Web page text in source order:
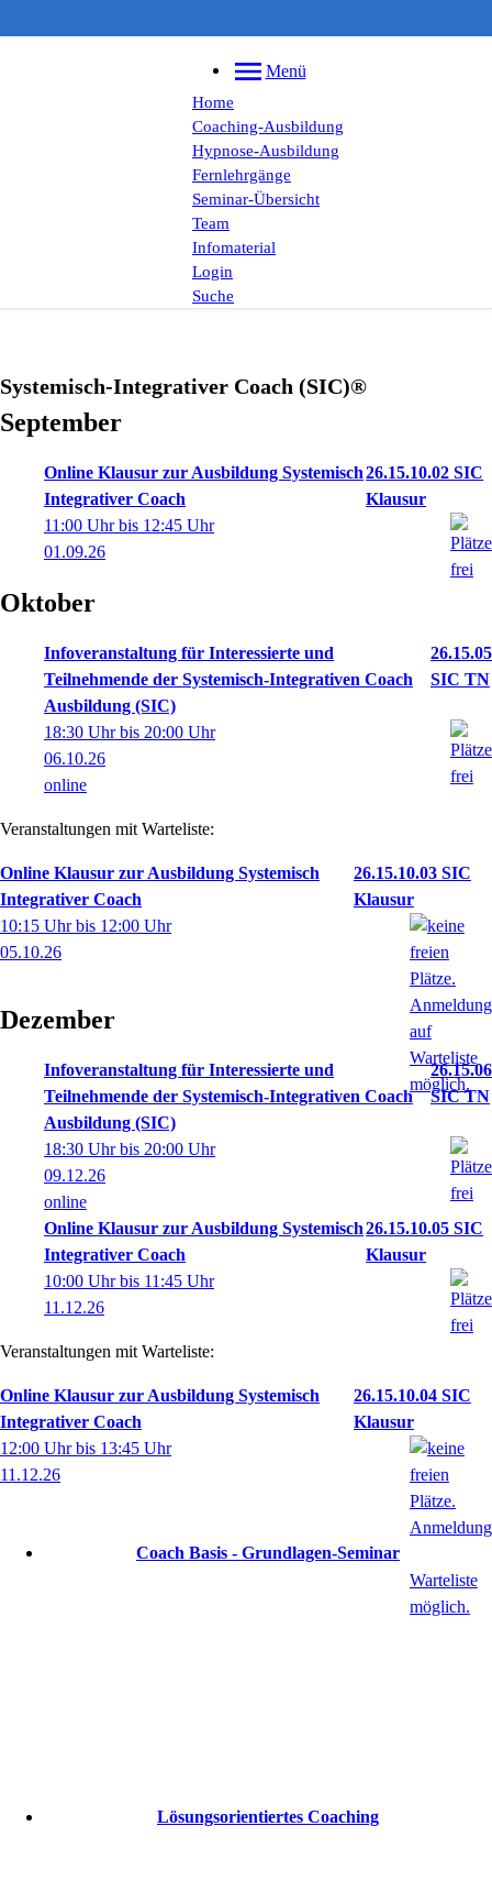
Menü
Home
Coaching-Ausbildung
Hypnose-Ausbildung
Fernlehrgänge
Seminar-Übersicht
Team
Infomaterial
Login
Suche
Systemisch-Integrativer Coach (SIC)®
September
Online Klausur zur Ausbildung Systemisch
Integrativer Coach
26.15.10.02 SIC
Klausur
11:00 Uhr bis 12:45 Uhr
01.09.26
Oktober
Infoveranstaltung für Interessierte und
Teilnehmende der Systemisch-Integrativen Coach
Ausbildung (SIC)
26.15.05
SIC TN
18:30 Uhr bis 20:00 Uhr
06.10.26
online
Veranstaltungen mit Warteliste:
Online Klausur zur Ausbildung Systemisch
Integrativer Coach
26.15.10.03 SIC
Klausur
10:15 Uhr bis 12:00 Uhr
05.10.26
Dezember
Infoveranstaltung für Interessierte und
Teilnehmende der Systemisch-Integrativen Coach
Ausbildung (SIC)
26.15.06
SIC TN
18:30 Uhr bis 20:00 Uhr
09.12.26
online
Online Klausur zur Ausbildung Systemisch
Integrativer Coach
26.15.10.05 SIC
Klausur
10:00 Uhr bis 11:45 Uhr
11.12.26
Veranstaltungen mit Warteliste:
Online Klausur zur Ausbildung Systemisch
Integrativer Coach
26.15.10.04 SIC
Klausur
12:00 Uhr bis 13:45 Uhr
11.12.26
Coach Basis - Grundlagen-Seminar
Lösungsorientiertes Coaching